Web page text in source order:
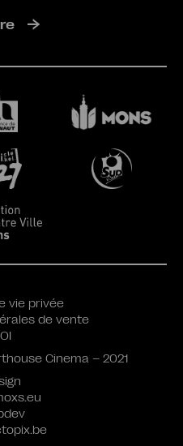
vie privée
de vente
Cinema – 2021